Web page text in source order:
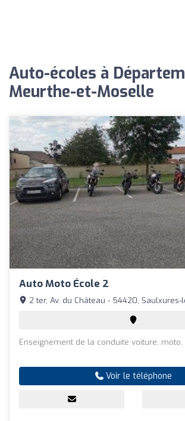
Auto-écoles à
Meurthe-et-Moselle
Auto Moto École 2
2 ter, Av. du Château - 54420, Saulxures-
Enseignement de la conduite voiture,
Voir le téléphone